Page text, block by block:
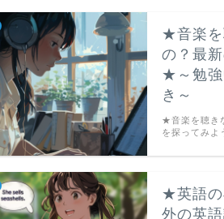
★音楽を
の？最
★～勉強
き～
★音楽を聴き
を探ってみ
★英語の
外の英